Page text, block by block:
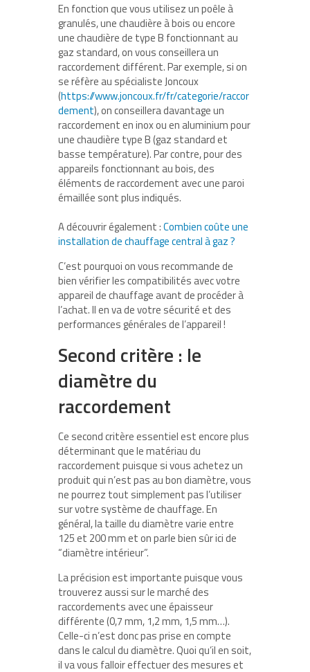
En fonction que vous utilisez un poêle à
granulés, une chaudière à bois ou encore
une chaudière de type B fonctionnant au
gaz standard, on vous conseillera un
raccordement différent. Par exemple, si on
se réfère au spécialiste Joncoux
(https://www.joncoux.fr/fr/categorie/raccor
dement), on conseillera davantage un
raccordement en inox ou en aluminium pour
une chaudière type B (gaz standard et
basse température). Par contre, pour des
appareils fonctionnant au bois, des
éléments de raccordement avec une paroi
émaillée sont plus indiqués.
A découvrir également :Combien coûte une
installation de chauffage central à gaz ?
C’est pourquoi on vous recommande de
bien vérifier les compatibilités avec votre
appareil de chauffage avant de procéder à
l’achat. Il en va de votre sécurité et des
performances générales de l’appareil !
Second critère : le
diamètre du
raccordement
Ce second critère essentiel est encore plus
déterminant que le matériau du
raccordement puisque si vous achetez un
produit qui n’est pas au bon diamètre, vous
ne pourrez tout simplement pas l’utiliser
sur votre système de chauffage. En
général, la taille du diamètre varie entre
125 et 200 mm et on parle bien sûr ici de
“diamètre intérieur”.
La précision est importante puisque vous
trouverez aussi sur le marché des
raccordements avec une épaisseur
différente (0,7 mm, 1,2 mm, 1,5 mm…).
Celle-ci n’est donc pas prise en compte
dans le calcul du diamètre. Quoi qu’il en soit,
il va vous falloir effectuer des mesures et